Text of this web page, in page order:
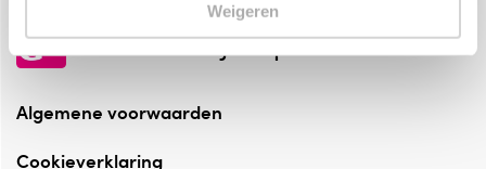
Weigeren
de vriendelijke specialist
Algemene voorwaarden
Cookieverklaring